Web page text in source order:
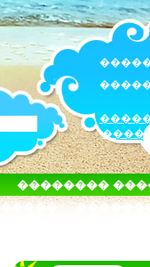
��������
�����